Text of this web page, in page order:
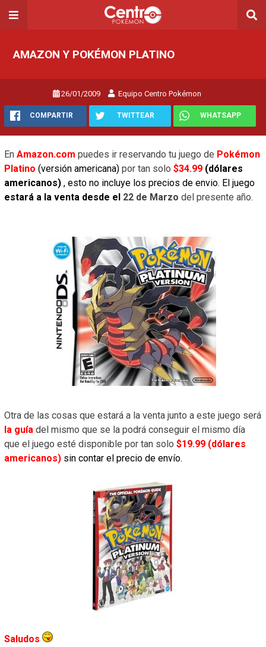
AMAZON Y POKÉMON PLATINO
26/01/2009 Equipo Centro Pokémon
COMPARTIR TWITTEAR WHATSAPP
En Amazon.com puedes ir reservando tu juego de Pokémon
Platino (versión americana) por tan solo $34.99 (dólares
americanos) , esto no incluye los precios de envio. El juego
estará a la venta desde el 22 de Marzo del presente año.
Otra de las cosas que estará a la venta junto a este juego será
la guía del mismo que se la podrá conseguir el mismo día
que el juego esté disponible por tan solo $19.99 (dólares
americanos) sin contar el precio de envío.
Saludos